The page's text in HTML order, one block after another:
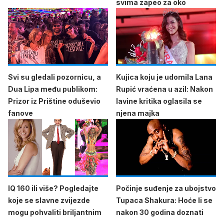
svima zapeo za oko
Svi su gledali pozornicu, a
Dua Lipa među publikom:
Prizor iz Prištine oduševio
fanove
Kujica koju je udomila Lana
Rupić vraćena u azil: Nakon
lavine kritika oglasila se
njena majka
IQ 160 ili više? Pogledajte
koje se slavne zvijezde
mogu pohvaliti briljantnim
Počinje suđenje za ubojstvo
Tupaca Shakura: Hoće li se
nakon 30 godina doznati